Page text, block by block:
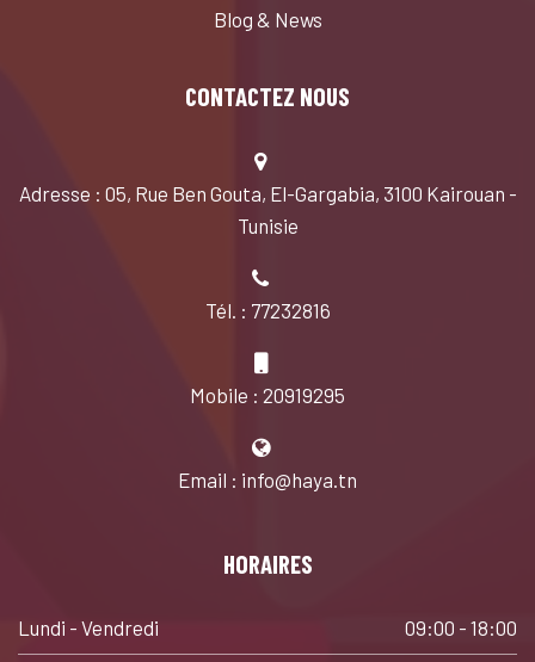
Blog & News
CONTACTEZ NOUS
Adresse : 05, Rue Ben Gouta, El-Gargabia, 3100 Kairouan -
Tunisie
Tél. : 77232816
Mobile : 20919295
Email : info@haya.tn
HORAIRES
Lundi - Vendredi 09:00 - 18:00